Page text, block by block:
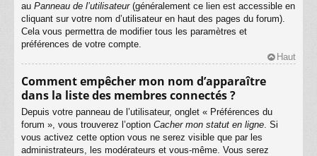
au Panneau de l’utilisateur(généralement ce lien est accessible en
cliquant sur votre nom d’utilisateur en haut des pages du forum).
Cela vous permettra de modifier tous les paramètres et
préférences de votre compte.
Haut
Comment empêcher mon nom d’apparaître
dans la liste des membres connectés ?
Depuis votre panneau de l’utilisateur, onglet « Préférences du
forum », vous trouverez l’option Cacher mon statut en ligne . Si
vous activez cette option vous ne serez visible que par les
administrateurs, les modérateurs et vous-même. Vous serez